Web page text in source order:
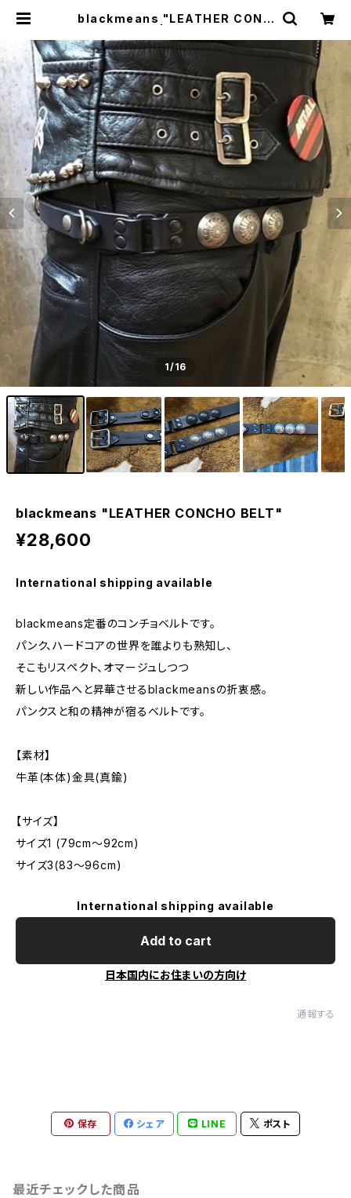
blackmeans "LEATHER CONC
1/16
blackmeans "LEATHER CONCHO BELT"
¥28,600
International shipping available
blackmeans定番のコンチョベルトです。
パンク、ハードコアの世界を誰よりも熟知し、
そこもリスペクト、オマージュしつつ
新しい作品へと昇華させるblackmeansの折衷感。
パンクスと和の精神が宿るベルトです。
【素材】
牛革(本体)金具(真鍮)
【サイズ】
サイズ1 (79cm〜92cm)
サイズ3(83〜96cm)
International shipping available
Add to cart
日本国内にお住まいの方向け
通報する
保存 シェア LINE ポスト
最近チェックした商品